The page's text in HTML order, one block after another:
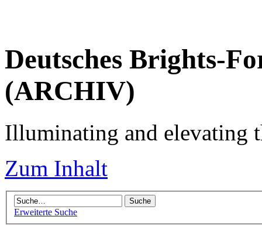
Deutsches Brights-
(ARCHIV)
Illuminating and elevating
Zum Inhalt
Erweiterte Suche